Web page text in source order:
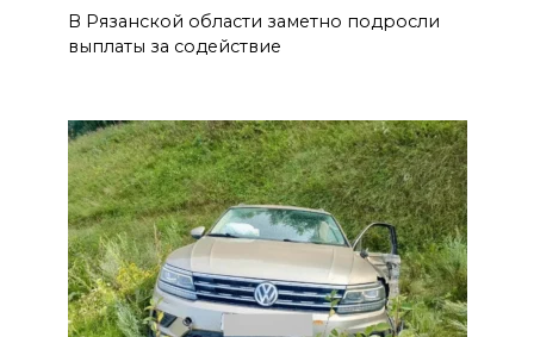
В Рязанской области заметно подросли
выплаты за содействие